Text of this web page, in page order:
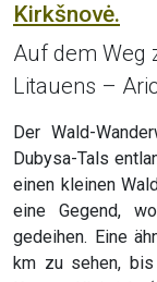
Kirkšnovė.
Auf dem Weg
Litauens –
Der Wald-
Dubysa-Tals
einen kleinen
eine Gegend,
gedeihen. Eine
km zu sehen,